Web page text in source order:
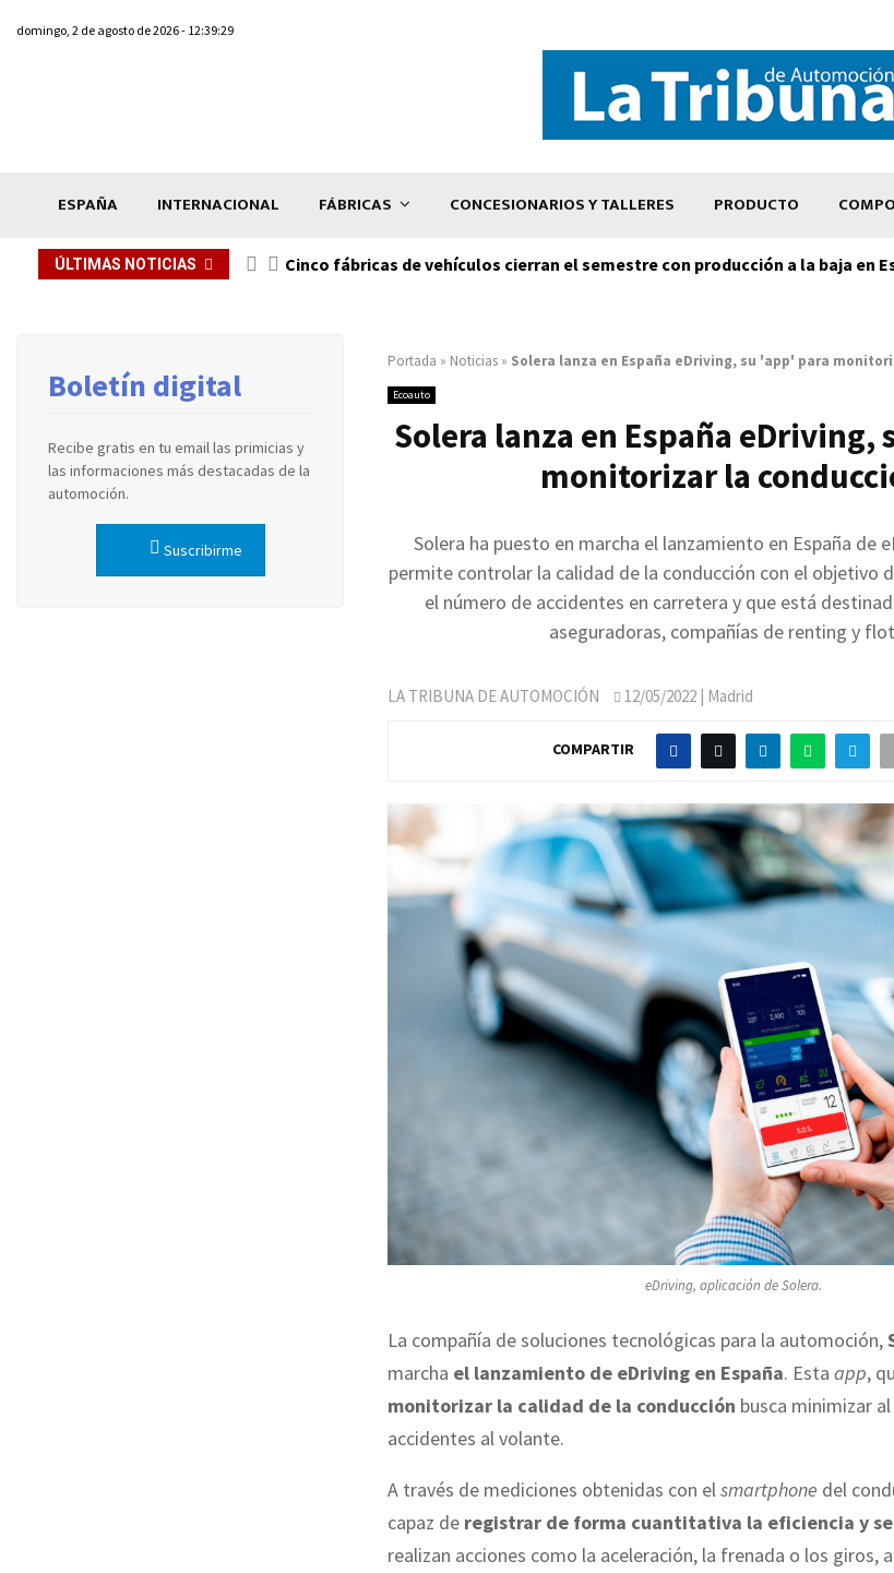
domingo, 2 de agosto de 2026 - 12:39:29
ESPAÑA INTERNACIONAL FÁBRICAS CONCESIONARIOS Y TALLERES PRODUCTO
ÚLTIMAS NOTICIAS Cinco fábricas de vehículos cierran el semestre con producción a la baja en
Portada » Noticias » Solera lanza en España eDriving, su 'app' para
Ecoauto
Solera lanza en España eDriving,
monitorizar la
Solera ha puesto en marcha el lanzamiento en España de
permite controlar la calidad de la conducción con el objetivo
el número de accidentes en carretera y que está
aseguradoras, compañías de renting y
LA TRIBUNA DE AUTOMOCIÓN 12/05/2022 | Madrid
COMPARTIR
eDriving, aplicación de Solera.
La compañía de soluciones tecnológicas para la automoción,
marcha el lanzamiento de eDriving en España. Esta app,
monitorizar la calidad de la conducción busca minimizar
accidentes al volante.
A través de mediciones obtenidas con el smartphone del
capaz de registrar de forma cuantitativa la eficiencia y
realizan acciones como la aceleración, la frenada o los giros,
Boletín digital
Recibe gratis en tu email las primicias y
las informaciones más destacadas de la
automoción.
Suscribirme